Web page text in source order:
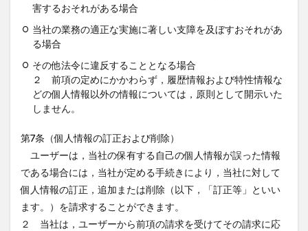
害するおそれがある場合
当社の業務の適正な実施に著しい支障を及ぼすおそれがあ
る場合
その他法令に違反することとなる場合
２ 前項の定めにかかわらず，履歴情報および特性情報な
どの個人情報以外の情報については，原則として開示いた
しません。
第7条（個人情報の訂正および削除）
ユーザーは，当社の保有する自己の個人情報が誤った情報
である場合には，当社が定める手続きにより，当社に対して
個人情報の訂正，追加または削除（以下，「訂正等」といい
ます。）を請求することができます。
２ 当社は，ユーザーから前項の請求を受けてその請求に応